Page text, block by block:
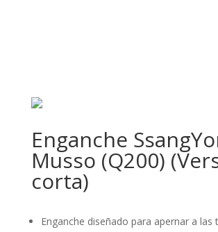
Enganche
Musso (Q200)
corta)
Enganche diseñado para apernar a las